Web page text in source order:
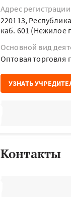
Адрес регистрации
220113,
каб. 601 (Нежилое
Основной вид
Оптовая
УЗНАТЬ
Контакты